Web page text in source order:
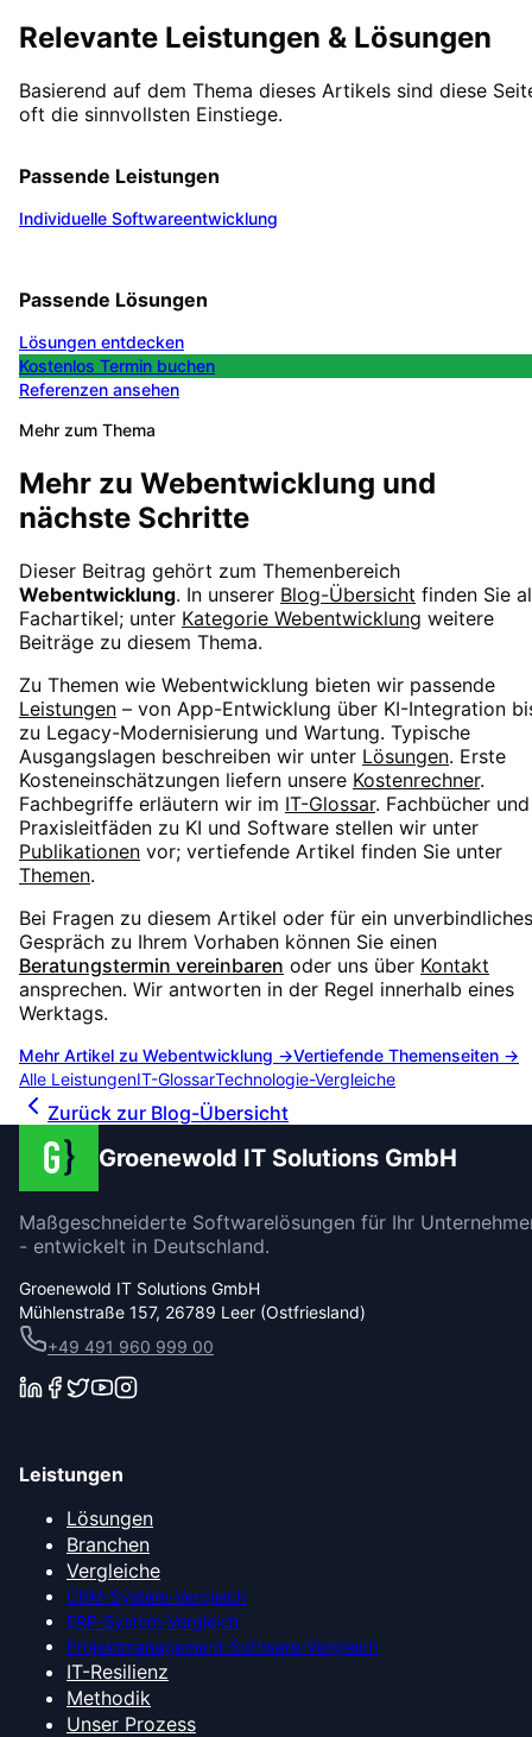
Relevante Leistungen & Lösungen
Basierend auf dem Thema dieses Artikels sind diese
oft die sinnvollsten Einstiege.
Passende Leistungen
Individuelle Softwareentwicklung
Passende Lösungen
Lösungen entdecken
Kostenlos Termin buchen
Referenzen ansehen
Mehr zum Thema
Mehr zu Webentwicklung und
nächste Schritte
Dieser Beitrag gehört zum Themenbereich
Webentwicklung. In unserer Blog-Übersicht finden Sie
Fachartikel; unter Kategorie Webentwicklung weitere
Beiträge zu diesem Thema.
Zu Themen wie Webentwicklung bieten wir passende
Leistungen – von App-Entwicklung über KI-Integration
zu Legacy-Modernisierung und Wartung. Typische
Ausgangslagen beschreiben wir unter Lösungen. Erste
Kosteneinschätzungen liefern unsere Kostenrechner.
Fachbegriffe erläutern wir im IT-Glossar. Fachbücher und
Praxisleitfäden zu KI und Software stellen wir unter
Publikationen vor; vertiefende Artikel finden Sie unter
Themen.
Bei Fragen zu diesem Artikel oder für ein unverbindliches
Gespräch zu Ihrem Vorhaben können Sie einen
Beratungstermin vereinbaren oder uns über Kontakt
ansprechen. Wir antworten in der Regel innerhalb eines
Werktags.
Mehr Artikel zu Webentwicklung →Vertiefende Themenseiten →
Alle LeistungenIT-GlossarTechnologie-Vergleiche
Zurück zur Blog-Übersicht
Groenewold IT Solutions GmbH
Maßgeschneiderte Softwarelösungen für Ihr
- entwickelt in Deutschland.
Groenewold IT Solutions GmbH
Mühlenstraße 157, 26789 Leer (Ostfriesland)
+49 491 960 999 00
Leistungen
Lösungen
Branchen
Vergleiche
CRM-System-Vergleich
ERP-System-Vergleich
Projektmanagement-Software-Vergleich
IT-Resilienz
Methodik
Unser Prozess